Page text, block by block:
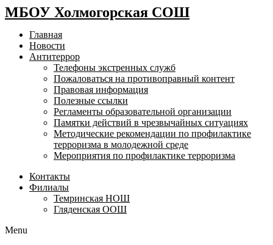
МБОУ Холмогорская СОШ
Главная
Новости
Антитеррор
Телефоны экстренных служб
Пожаловаться на противоправный контент
Правовая информация
Полезные ссылки
Регламенты образовательной организации
Памятки действий в чрезвычайных ситуациях
Методические рекомендации по профилактике
терроризма в молодежной среде
Мероприятия по профилактике терроризма
Контакты
Филиалы
Темринская НОШ
Гляденская ООШ
Menu